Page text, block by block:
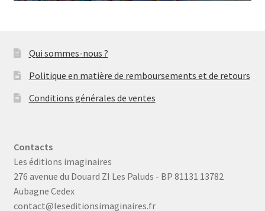
Qui sommes-nous ?
Politique en matière de remboursements et de retours
Conditions générales de ventes
Contacts
Les éditions imaginaires
276 avenue du Douard ZI Les Paluds - BP 81131 13782
Aubagne Cedex
contact@leseditionsimaginaires.fr